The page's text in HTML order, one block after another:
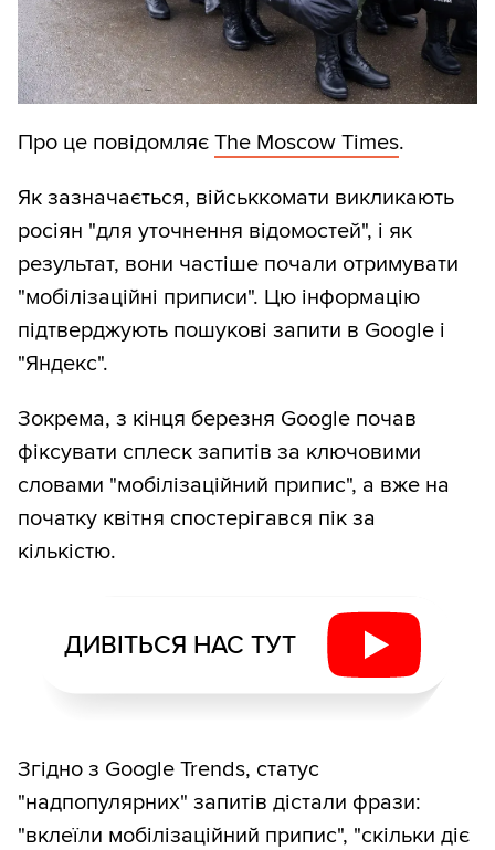
Про це повідомляє The Moscow Times.
Як зазначається, військкомати викликають
росіян "для уточнення відомостей", і як
результат, вони частіше почали отримувати
"мобілізаційні приписи". Цю інформацію
підтверджують пошукові запити в Google і
"Яндекс".
Зокрема, з кінця березня Google почав
фіксувати сплеск запитів за ключовими
словами "мобілізаційний припис", а вже на
початку квітня спостерігався пік за
кількістю.
ДИВІТЬСЯ НАС ТУТ
Згідно з Google Trends, статус
"надпопулярних" запитів дістали фрази:
"вклеїли мобілізаційний припис", "скільки діє